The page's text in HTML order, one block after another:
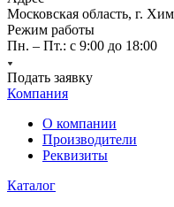
Московская область, г.
Режим работы
Пн. – Пт.: с 9:00 до 18:00
Подать заявку
Компания
О компании
Производители
Реквизиты
Каталог